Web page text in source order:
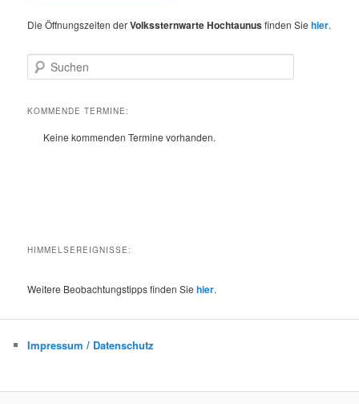
Die Öffnungszeiten derVolkssternwarte Hochtaunusfinden Siehier.
u
h
KOMMENDE TERMINE:
Keine kommenden Termine vorhanden.
HIMMELSEREIGNISSE:
Weitere Beobachtungstipps finden Siehier.
Impressum / Datenschutz